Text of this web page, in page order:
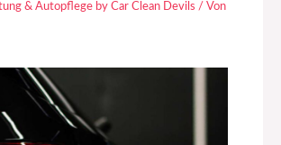
& Autopflege by Car Clean Devils / Von